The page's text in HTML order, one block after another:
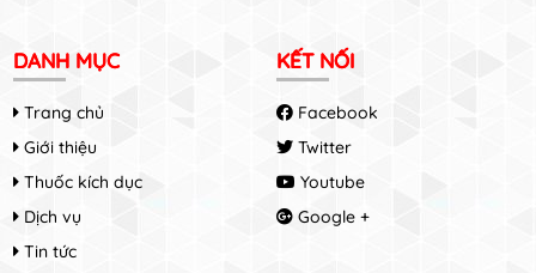
DANH MỤC
Trang chủ
Giới thiệu
Thuốc kích dục
Dịch vụ
Tin tức
KẾT NỐI
Facebook
Twitter
Youtube
Google +